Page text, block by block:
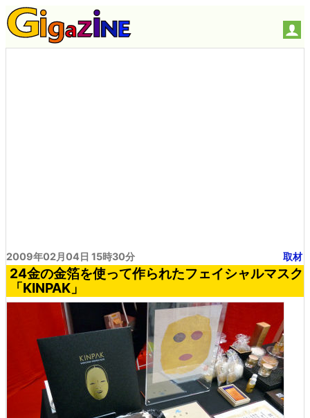
2009年02月04日 15時30分 取材
24金の金箔を使って作られたフェイシャルマスク
「KINPAK」